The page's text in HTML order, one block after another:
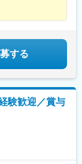
活躍可能です。
グループ会社。
光義塾」、「自立
灸接骨院を３院経
します。
する
験歓迎／賞与